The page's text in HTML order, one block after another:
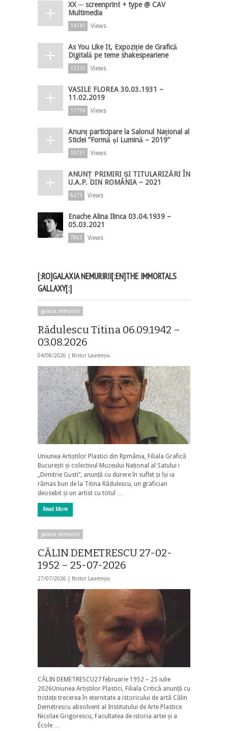
XX ─ screenprint + type @ CAV
Multimedia
14741 Views
As You Like It, Expoziție de Grafică
Digitală pe teme shakespeariene
12332 Views
VASILE FLOREA 30.03.1931 –
11.02.2019
11759 Views
Anunț participare la Salonul Național al
Sticlei ”Formă și Lumină – 2019”
10731 Views
ANUNȚ PRIMIRI ȘI TITULARIZĂRI ÎN
U.A.P. DIN ROMÂNIA – 2021
8273 Views
Enache Alina Ilinca 03.04.1939 –
05.03.2021
7863 Views
[:RO]GALAXIA NEMURIRII[:EN]THE IMMORTALS
GALLAXY[:]
galaxia nemuririi
Rădulescu Titina 06.09.1942 –
03.08.2026
04/08/2026 | Nistor Laurențiu
Uniunea Artiștilor Plastici din Rpmânia, Filiala Grafică
București și colectivul Muzeului Național al Satului i
„Dimitrie Gusti”, anunță cu durere în suflet și își ia
rămas bun de la Titina Rădulescu, un grafician
deosebit și un artist cu totul …
Read More
galaxia nemuririi
CĂLIN DEMETRESCU 27-02-
1952 – 25-07-2026
27/07/2026 | Nistor Laurențiu
CĂLIN DEMETRESCU27 februarie 1952 – 25 iulie
2026Uniunea Artiștilor Plastici, Filiala Critică anunță cu
tristețe trecerea în eternitate a istoricului de artă Călin
Demetrescu absolvent al Institutului de Arte Plastice
Nicolae Grigorescu, Facultatea de istoria artei și a
École …